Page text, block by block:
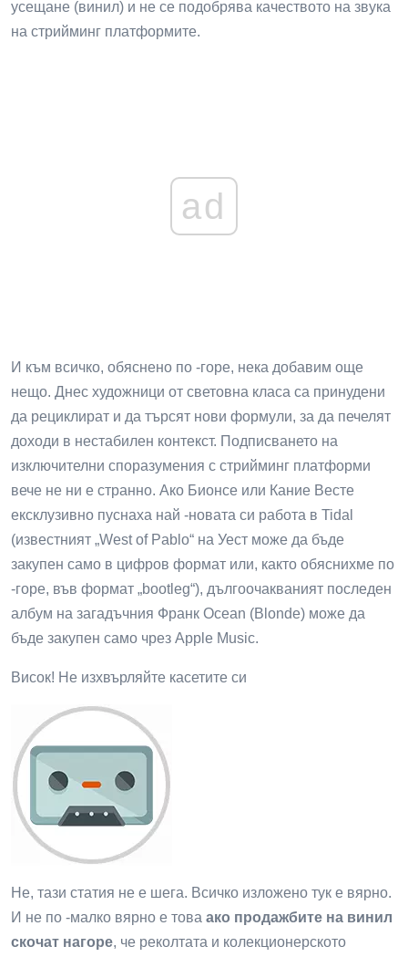
усещане (винил) и не се подобрява качеството на звука
на стрийминг платформите.
ad
И към всичко, обяснено по -горе, нека добавим още
нещо. Днес художници от световна класа са принудени
да рециклират и да търсят нови формули, за да печелят
доходи в нестабилен контекст. Подписването на
изключителни споразумения с стрийминг платформи
вече не ни е странно. Ако Бионсе или Кание Весте
ексклузивно пуснаха най -новата си работа в Tidal
(известният „West of Pablo“ на Уест може да бъде
закупен само в цифров формат или, както обяснихме по
-горе, във формат „bootleg“), дългоочакваният последен
албум на загадъчния Франк Ocean (Blonde) може да
бъде закупен само чрез Apple Music.
Висок! Не изхвърляйте касетите си
Не, тази статия не е шега. Всичко изложено тук е вярно.
И не по -малко вярно е това ако продажбите на винил
скочат нагоре, че реколтата и колекционерското